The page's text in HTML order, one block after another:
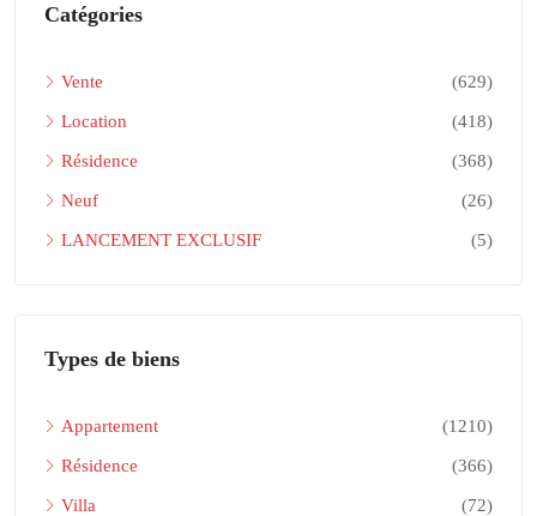
Catégories
Vente (629)
Location (418)
Résidence (368)
Neuf (26)
LANCEMENT EXCLUSIF (5)
Types de biens
Appartement (1210)
Résidence (366)
Villa (72)